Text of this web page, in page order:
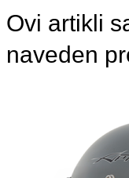
Ovi artikli
naveden